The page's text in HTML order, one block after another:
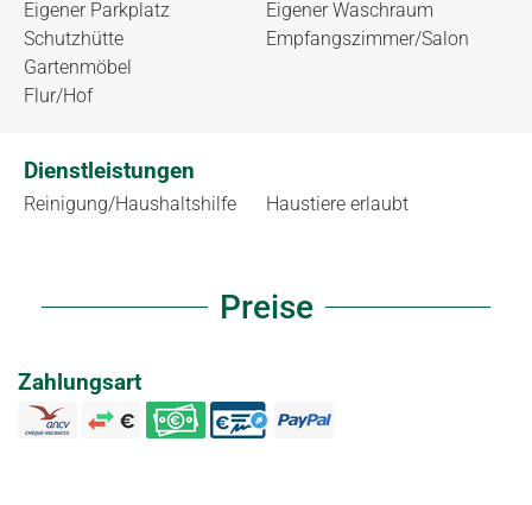
Eigener Parkplatz
Schutzhütte
Gartenmöbel
Flur/Hof
Eigener Waschraum
Empfangszimmer/Salon
Dienstleistungen
Reinigung/Haushaltshilfe Haustiere erlaubt
Preise
Zahlungsart